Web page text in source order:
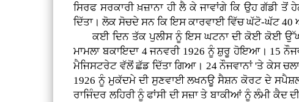
ਸਿਰਫ ਸਰਕਾਰੀ ਖ਼ਜ਼ਾਨਾ ਹੀ ਲੈ ਕੇ ਜਾਵਾਂਗੇ ਕਿ ਉਹ ਗੱਡੀ
ਦਿੱਤਾ। ਲੋਕ ਸੋਚਦੇ ਸਨ ਕਿ ਇਸ ਕਾਰਵਾਈ ਵਿੱਚ ਘੱਟੋ-ਘੱਟ 40
ਕਈ ਦਿਨ ਤੱਕ ਪੁਲੀਸ ਨੂੰ ਇਸ ਘਟਨਾ ਦੀ ਕੋਈ ਕੋਈ ਉੱਘ-
ਮਾਮਲਾ ਬਕਾਇਦਾ 4 ਜਨਵਰੀ 1926 ਨੂੰ ਸ਼ੁਰੂ ਹੋਇਆ। 15
ਮੈਜਿਸਟਰੇਟ ਵੱਲੋਂ ਛੱਡ ਦਿੱਤਾ ਗਿਆ। 24 ਨੌਜਵਾਨਾਂ 'ਤੇ ਕੇਸ
1926 ਨੂੰ ਮੁਕੱਦਮੇ ਦੀ ਸੁਣਵਾਈ ਲਖਨਊ ਸੈਸ਼ਨ ਕੋਰਟ ਦੇ
ਰਾਜਿੰਦਰ ਲਹਿਰੀ ਨੂੰ ਫਾਂਸੀ ਦੀ ਸਜ਼ਾ ਤੇ ਬਾਕੀਆਂ ਨੂੰ ਲੰਮੀ ਕੈਦ